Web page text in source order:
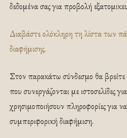
δεδομένα σας για προβολή
Διαβάστε ολόκληρη τη λίστα των
διαφήμισης.
Στον παρακάτω σύνδεσμο θα βρείτε
που συνεργάζονται με ιστοσελίδες
χρησιμοποιήσουν πληροφορίες για
συμπεριφορική διαφήμιση.